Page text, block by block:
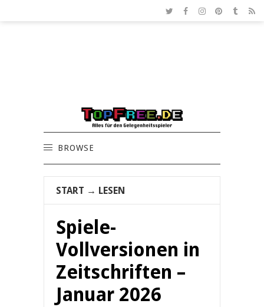
BROWSE
START → LESEN
Spiele-
Vollversionen in
Zeitschriften –
Januar 2026